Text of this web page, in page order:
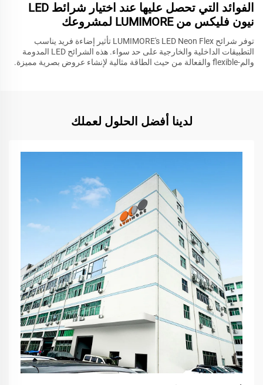
الفوائد التي تحصل عليها عند اختيار شرائط LED
نيون فليكس من LUMIMORE لمشروعك
توفر شرائح LUMIMORE's LED Neon Flex تأثير إضاءة فريد يناسب
التطبيقات الداخلية والخارجية على حد سواء. هذه الشرائح LED المدومة
والم-flexible والفعالة من حيث الطاقة مثالية لإنشاء عروض بصرية مميزة.
لدينا أفضل الحلول لعملك